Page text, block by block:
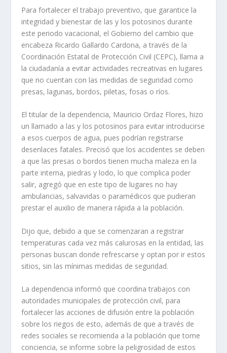
Para fortalecer el trabajo preventivo, que garantice la
integridad y bienestar de las y los potosinos durante
este periodo vacacional, el Gobierno del cambio que
encabeza Ricardo Gallardo Cardona, a través de la
Coordinación Estatal de Protección Civil (CEPC), llama a
la ciudadanía a evitar actividades recreativas en lugares
que no cuentan con las medidas de seguridad como
presas, lagunas, bordos, piletas, fosas o ríos.
El titular de la dependencia, Mauricio Ordaz Flores, hizo
un llamado a las y los potosinos para evitar introducirse
a esos cuerpos de agua, pues podrían registrarse
desenlaces fatales. Precisó que los accidentes se deben
a que las presas o bordos tienen mucha maleza en la
parte interna, piedras y lodo, lo que complica poder
salir, agregó que en este tipo de lugares no hay
ambulancias, salvavidas o paramédicos que pudieran
prestar el auxilio de manera rápida a la población.
Dijo que, debido a que se comenzaran a registrar
temperaturas cada vez más calurosas en la entidad, las
personas buscan donde refrescarse y optan por ir estos
sitios, sin las mínimas medidas de seguridad.
La dependencia informó que coordina trabajos con
autoridades municipales de protección civil, para
fortalecer las acciones de difusión entre la población
sobre los riegos de esto, además de que a través de
redes sociales se recomienda a la población que tome
conciencia, se informe sobre la peligrosidad de estos